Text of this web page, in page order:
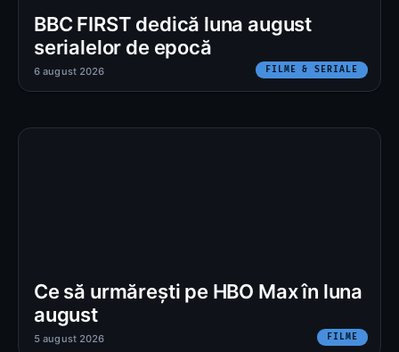
BBC FIRST dedică luna august
serialelor de epocă
FILME & SERIALE
6 august 2026
Ce să urmărești pe HBO Max în luna
august
FILME
5 august 2026